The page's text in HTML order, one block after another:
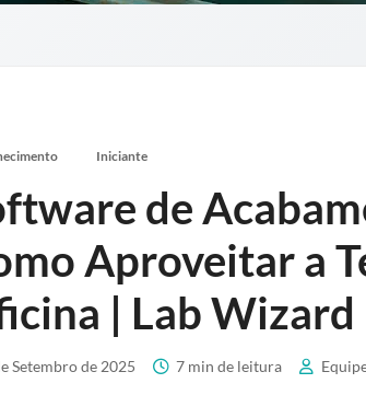
Iniciante
de
Aproveitar a
| Lab Wizard
Setembro de 2025 7 min de leitura